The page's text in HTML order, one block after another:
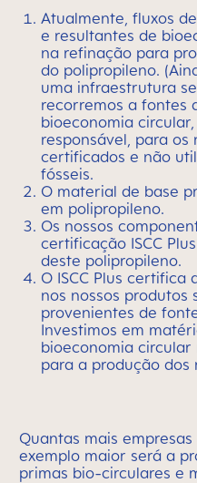
Atualmente, fluxos
e resultantes de
na refinação para
do polipropileno.
uma infraestrutura
recorremos a fontes
bioeconomia
responsável, para os
certificados e não
fósseis.
O material de base
em polipropileno.
Os nossos
certificação ISCC
deste polipropileno.
O ISCC Plus certifica
nos nossos produtos
provenientes de
Investimos em
bioeconomia
para a produção dos
Quantas mais
exemplo maior será a
primas bio-circulares e